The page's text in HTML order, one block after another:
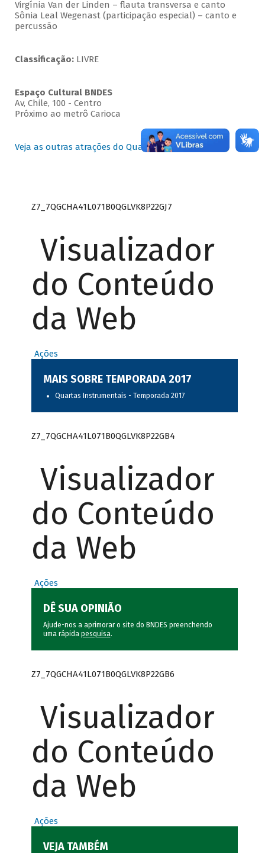
Virgínia Van der Linden – flauta transversa e canto
Sônia Leal Wegenast (participação especial) – canto e
percussão
Classificação:LIVRE
Espaço Cultural BNDES
Av, Chile, 100 - Centro
Próximo ao metrô Carioca
Veja as outras atrações do Quartas Instrumentais
Z7_7QGCHA41L071B0QGLVK8P22GJ7
Visualizador
do Conteúdo
da Web
Ações
MAIS SOBRE TEMPORADA 2017
Quartas Instrumentais - Temporada 2017
Z7_7QGCHA41L071B0QGLVK8P22GB4
Visualizador
do Conteúdo
da Web
Ações
DÊ SUA OPINIÃO
Ajude-nos a aprimorar o site do BNDES preenchendo
uma rápida pesquisa.
Z7_7QGCHA41L071B0QGLVK8P22GB6
Visualizador
do Conteúdo
da Web
Ações
VEJA TAMBÉM